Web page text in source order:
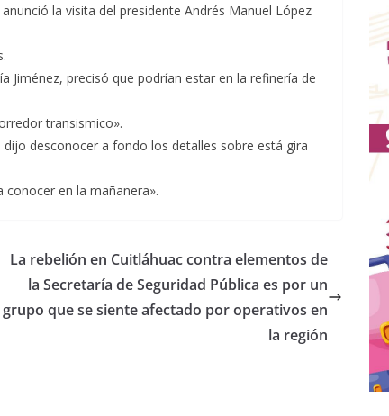
la visita del presidente Andrés Manuel López
Jiménez, precisó que podrían estar en la refinería de
transismico».
dijo desconocer a fondo los detalles sobre está gira
en la mañanera».
La rebelión en Cuitláhuac contra elementos de
la Secretaría de Seguridad Pública es por un
grupo que se siente afectado por operativos en
la región